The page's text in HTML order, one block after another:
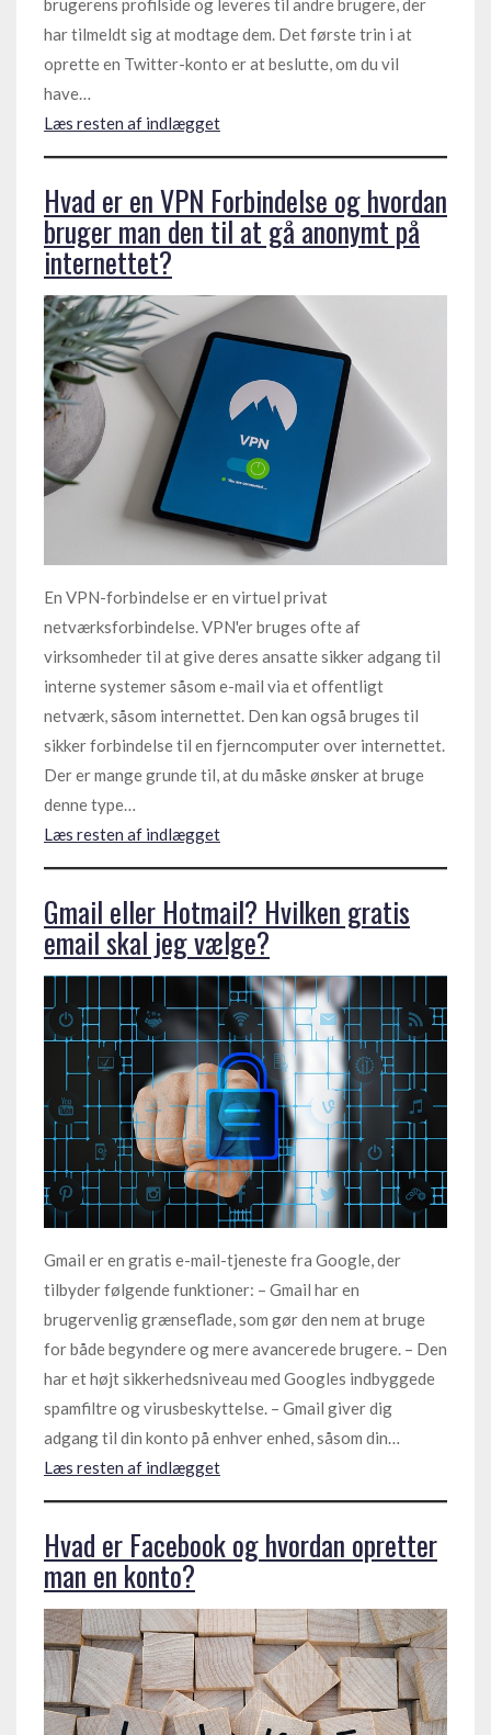
brugerens profilside og leveres til andre brugere, der
har tilmeldt sig at modtage dem. Det første trin i at
oprette en Twitter-konto er at beslutte, om du vil
have…
Læs resten af indlægget
Hvad er en VPN Forbindelse og hvordan
bruger man den til at gå anonymt på
internettet?
En VPN-forbindelse er en virtuel privat
netværksforbindelse. VPN'er bruges ofte af
virksomheder til at give deres ansatte sikker adgang til
interne systemer såsom e-mail via et offentligt
netværk, såsom internettet. Den kan også bruges til
sikker forbindelse til en fjerncomputer over internettet.
Der er mange grunde til, at du måske ønsker at bruge
denne type…
Læs resten af indlægget
Gmail eller Hotmail? Hvilken gratis
email skal jeg vælge?
Gmail er en gratis e-mail-tjeneste fra Google, der
tilbyder følgende funktioner: – Gmail har en
brugervenlig grænseflade, som gør den nem at bruge
for både begyndere og mere avancerede brugere. – Den
har et højt sikkerhedsniveau med Googles indbyggede
spamfiltre og virusbeskyttelse. – Gmail giver dig
adgang til din konto på enhver enhed, såsom din…
Læs resten af indlægget
Hvad er Facebook og hvordan opretter
man en konto?